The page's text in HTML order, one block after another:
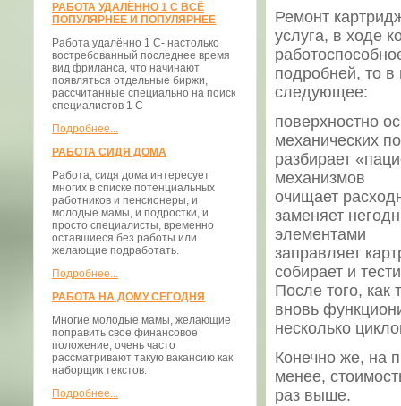
РАБОТА УДАЛЁННО 1 С ВСЁ
ПОПУЛЯРНЕЕ И ПОПУЛЯРНЕЕ
Работа удалённо 1 С- настолько
востребованный последнее время
вид фриланса, что начинают
появляться отдельные биржи,
рассчитанные специально на поиск
специалистов 1 С
Подробнее...
РАБОТА СИДЯ ДОМА
Работа, сидя дома интересует
многих в списке потенциальных
работников и пенсионеры, и
молодые мамы, и подростки, и
просто специалисты, временно
оставшиеся без работы или
желающие подработать.
Подробнее...
РАБОТА НА ДОМУ СЕГОДНЯ
Многие молодые мамы, желающие
поправить свое финансовое
положение, очень часто
рассматривают такую вакансию как
наборщик текстов.
Подробнее...
Ремонт
услуга, в ходе
подробней, то в
следующее:
поверхностно
механических
разбирает
механизмов
очищает
заменяет
элементами
заправляет
собирает и
После того, как
вновь
несколько
Конечно же, на
менее,
раз выше.